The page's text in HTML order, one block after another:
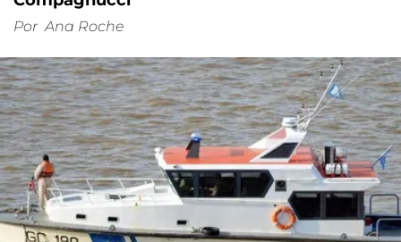
Por Ana Roche